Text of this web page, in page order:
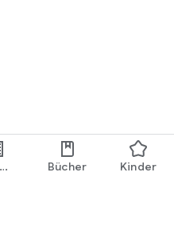
Bücher Kinder